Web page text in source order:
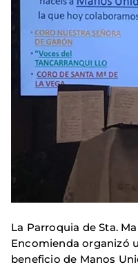
La Parroquia de Sta.
Encomienda organizó
beneficio de Manos